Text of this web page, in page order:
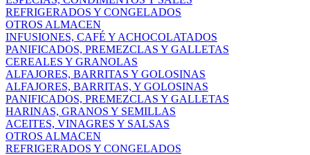
REFRIGERADOS Y CONGELADOS
OTROS ALMACEN
INFUSIONES, CAFÉ Y ACHOCOLATADOS
PANIFICADOS, PREMEZCLAS Y GALLETAS
CEREALES Y GRANOLAS
ALFAJORES, BARRITAS Y GOLOSINAS
ALFAJORES, BARRITAS, Y GOLOSINAS
PANIFICADOS, PREMEZCLAS Y GALLETAS
HARINAS, GRANOS Y SEMILLAS
ACEITES, VINAGRES Y SALSAS
OTROS ALMACEN
REFRIGERADOS Y CONGELADOS